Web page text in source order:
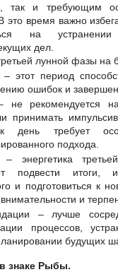
так и требующим
это время важно
на
дел.
лунной фазы на
этот период
ошибок и
не рекомендуется
принимать
день требует
подхода.
– энергетика
подвести итоги,
и подготовиться к
и
– лучше
процессов,
будущих
знаке Рыбы.